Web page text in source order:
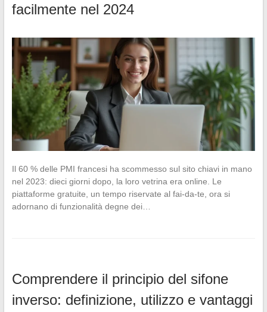
facilmente nel 2024
Il 60 % delle PMI francesi ha scommesso sul sito chiavi in mano
nel 2023: dieci giorni dopo, la loro vetrina era online. Le
piattaforme gratuite, un tempo riservate al fai-da-te, ora si
adornano di funzionalità degne dei…
Comprendere il principio del sifone
inverso: definizione, utilizzo e vantaggi